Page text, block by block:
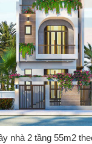
nhà 2 tầng 55m2